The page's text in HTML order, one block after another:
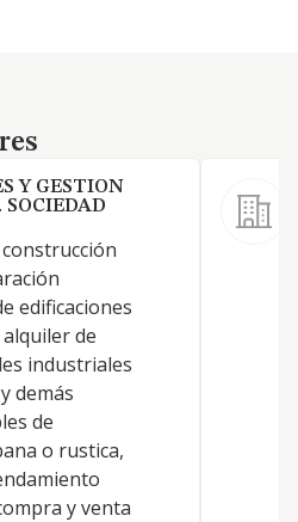
Y GESTION
SOCIEDAD
construcción
edificaciones
de
industriales
demás
de
o rustica,
y venta